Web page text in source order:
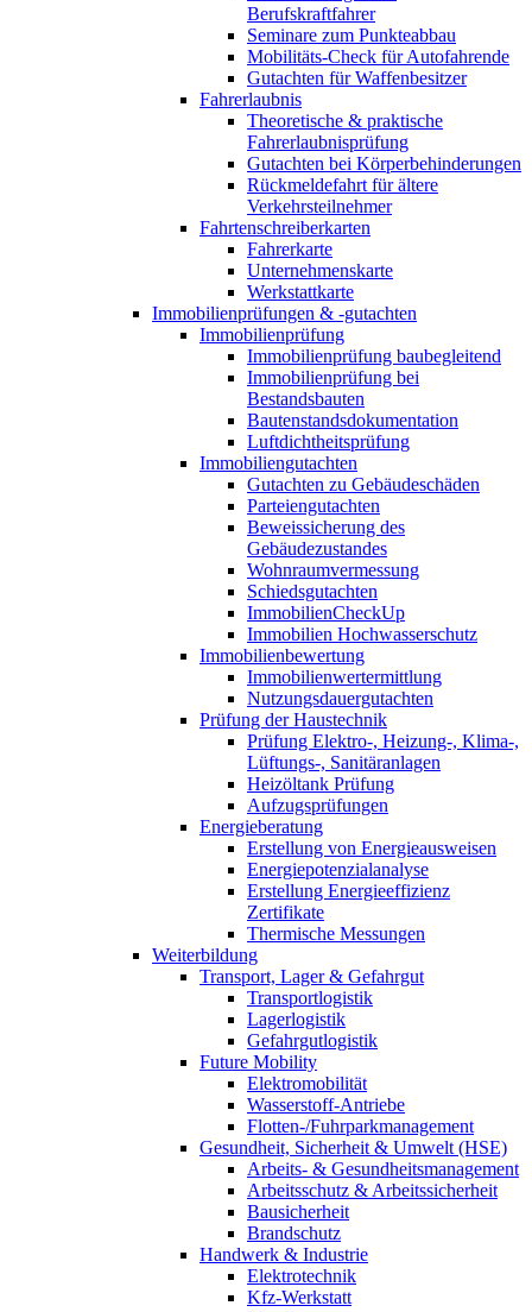
Berufskraftfahrer
Seminare zum Punkteabbau
Mobilitäts-Check für Autofahrende
Gutachten für Waffenbesitzer
Fahrerlaubnis
Theoretische & praktische
Fahrerlaubnisprüfung
Gutachten bei Körperbehinderungen
Rückmeldefahrt für ältere
Verkehrsteilnehmer
Fahrtenschreiberkarten
Fahrerkarte
Unternehmenskarte
Werkstattkarte
Immobilienprüfungen & -gutachten
Immobilienprüfung
Immobilienprüfung baubegleitend
Immobilienprüfung bei
Bestandsbauten
Bautenstandsdokumentation
Luftdichtheitsprüfung
Immobiliengutachten
Gutachten zu Gebäudeschäden
Parteiengutachten
Beweissicherung des
Gebäudezustandes
Wohnraumvermessung
Schiedsgutachten
ImmobilienCheckUp
Immobilien Hochwasserschutz
Immobilienbewertung
Immobilienwertermittlung
Nutzungsdauergutachten
Prüfung der Haustechnik
Prüfung Elektro-, Heizung-, Klima-,
Lüftungs-, Sanitäranlagen
Heizöltank Prüfung
Aufzugsprüfungen
Energieberatung
Erstellung von Energieausweisen
Energiepotenzialanalyse
Erstellung Energieeffizienz
Zertifikate
Thermische Messungen
Weiterbildung
Transport, Lager & Gefahrgut
Transportlogistik
Lagerlogistik
Gefahrgutlogistik
Future Mobility
Elektromobilität
Wasserstoff-Antriebe
Flotten-/Fuhrparkmanagement
Gesundheit, Sicherheit & Umwelt (HSE)
Arbeits- & Gesundheitsmanagement
Arbeitsschutz & Arbeitssicherheit
Bausicherheit
Brandschutz
Handwerk & Industrie
Elektrotechnik
Kfz-Werkstatt